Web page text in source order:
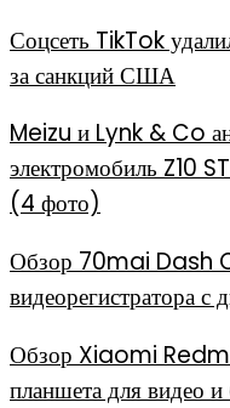
Соцсеть TikTok
за санкций США
Meizu и Lynk & Co
электромобиль Z10
(4 фото)
Обзор 70mai Dash
видеорегистратора с
Обзор Xiaomi Redmi
планшета для видео и